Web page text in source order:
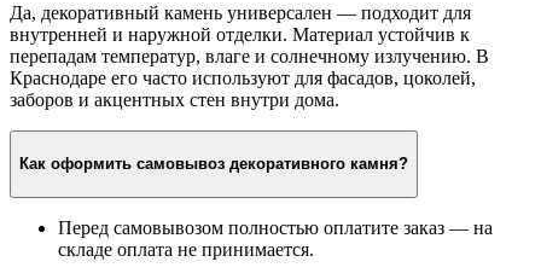
Да, декоративный камень универсален — подходит для
внутренней и наружной отделки. Материал устойчив к
перепадам температур, влаге и солнечному излучению. В
Краснодаре его часто используют для фасадов, цоколей,
заборов и акцентных стен внутри дома.
Как оформить самовывоз декоративного камня?
Перед самовывозом полностью оплатите заказ — на
складе оплата не принимается.